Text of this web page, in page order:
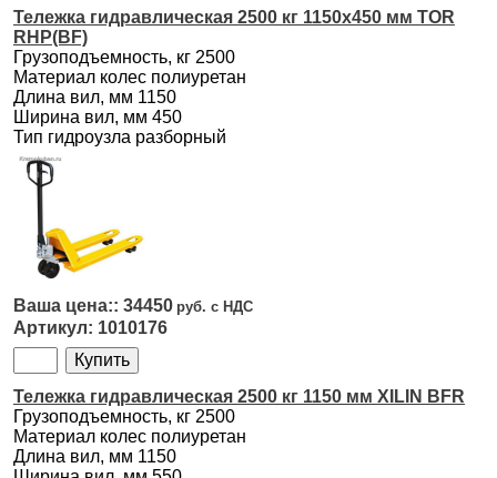
Тележка гидравлическая 2500 кг 1150х450 мм TOR
RHP(BF)
Грузоподъемность, кг 2500
Материал колес полиуретан
Длина вил, мм 1150
Ширина вил, мм 450
Тип гидроузла разборный
34450
1010176
Тележка гидравлическая 2500 кг 1150 мм XILIN BFR
Грузоподъемность, кг 2500
Материал колес полиуретан
Длина вил, мм 1150